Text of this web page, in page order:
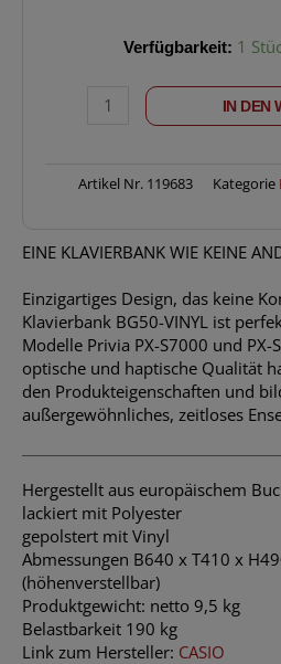
Verfügbarkeit: 1
KLAVIERBANK
IN DEN
Artikel Nr. 119683 Kategorie
EINE KLAVIERBANK WIE KEINE
Einzigartiges Design, das keine
Klavierbank BG50-VINYL ist
Modelle Privia PX-S7000 und
optische und haptische Qualität
den Produkteigenschaften und
außergewöhnliches, zeitloses
Hergestellt aus europäischem
lackiert mit Polyester
gepolstert mit Vinyl
Abmessungen B640 x T410 x
(höhenverstellbar)
Produktgewicht: netto 9,5 kg
Belastbarkeit 190 kg
Link zum Hersteller: CASIO